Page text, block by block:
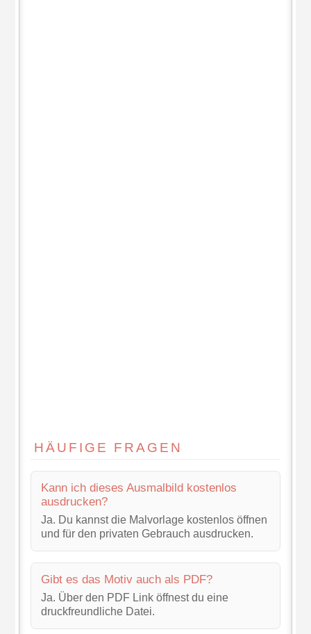
HÄUFIGE FRAGEN
Kann ich dieses Ausmalbild kostenlos
ausdrucken?
Ja. Du kannst die Malvorlage kostenlos öffnen
und für den privaten Gebrauch ausdrucken.
Gibt es das Motiv auch als PDF?
Ja. Über den PDF Link öffnest du eine
druckfreundliche Datei.